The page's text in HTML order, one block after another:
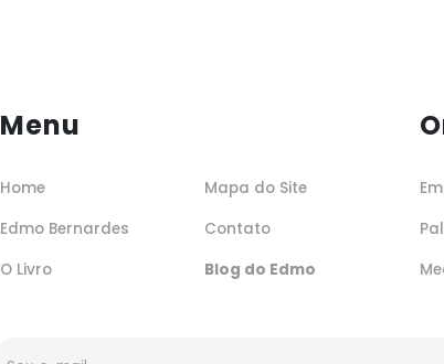
Menu
Home
Edmo Bernardes
O Livro
Mapa do Site
Contato
Blog do Edmo